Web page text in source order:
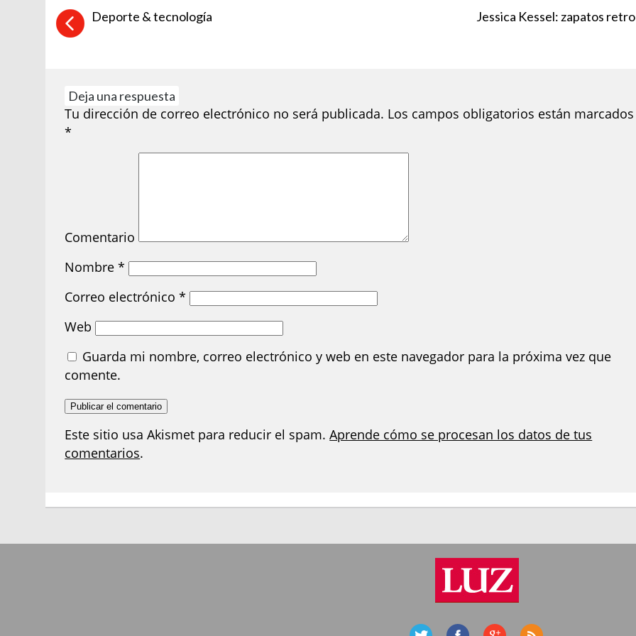
Deporte & tecnología Jessica Kessel: zapatos retro
Deja una respuesta
Tu dirección de correo electrónico no será publicada. Los campos obligatorios están
*
Comentario
Nombre*
Correo electrónico*
Web
Guarda mi nombre, correo electrónico y web en este navegador para la próxima vez que
comente.
Este sitio usa Akismet para reducir el spam.Aprende cómo se procesan los datos de tus
comentarios.